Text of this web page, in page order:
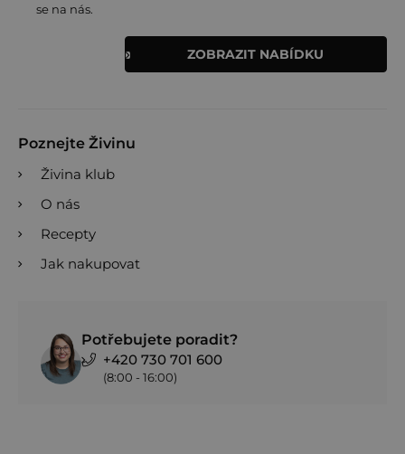
se na nás.
ZOBRAZIT NABÍDKU
Poznejte Živinu
Živina klub
O nás
Recepty
Jak nakupovat
Potřebujete poradit?
+420 730 701 600
(8:00 - 16:00)